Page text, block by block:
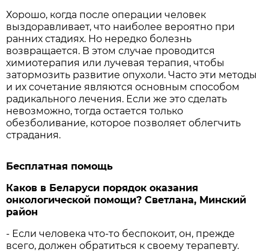
Хорошо, когда после операции человек
выздоравливает, что наиболее вероятно при
ранних стадиях. Но нередко болезнь
возвращается. В этом случае проводится
химиотерапия или лучевая терапия, чтобы
затормозить развитие опухоли. Часто эти методы
и их сочетание являются основным способом
радикального лечения. Если же это сделать
невозможно, тогда остается только
обезболивание, которое позволяет облегчить
страдания.
Бесплатная помощь
Каков в Беларуси порядок оказания
онкологической помощи? Светлана, Минский
район
- Если человека что-то беспокоит, он, прежде
всего, должен обратиться к своему терапевту.